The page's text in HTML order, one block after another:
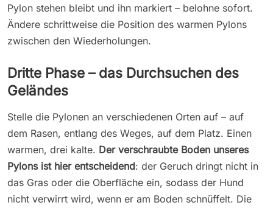
Pylon stehen bleibt und ihn markiert – belohne sofort.
Ändere schrittweise die Position des warmen Pylons
zwischen den Wiederholungen.
Dritte Phase – das Durchsuchen des
Geländes
Stelle die Pylonen an verschiedenen Orten auf – auf
dem Rasen, entlang des Weges, auf dem Platz. Einen
warmen, drei kalte. Der verschraubte Boden unseres
Pylons ist hier entscheidend: der Geruch dringt nicht in
das Gras oder die Oberfläche ein, sodass der Hund
nicht verwirrt wird, wenn er am Boden schnüffelt. Die